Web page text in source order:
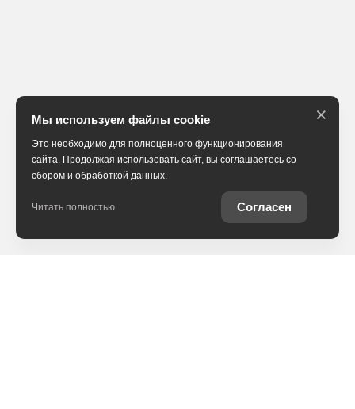
Мы используем файлы cookie
Это необходимо для полноценного функционирования
сайта. Продолжая использовать сайт, вы соглашаетесь со
сбором и обработкой данных.
Читать полностью Согласен
×